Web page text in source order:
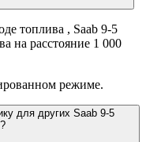
топлива , Saab 9-5
на расстояние 1 000
режиме.
для других Saab 9-5